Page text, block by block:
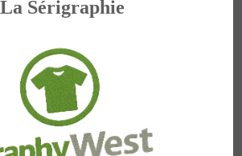
La Sérigraphie